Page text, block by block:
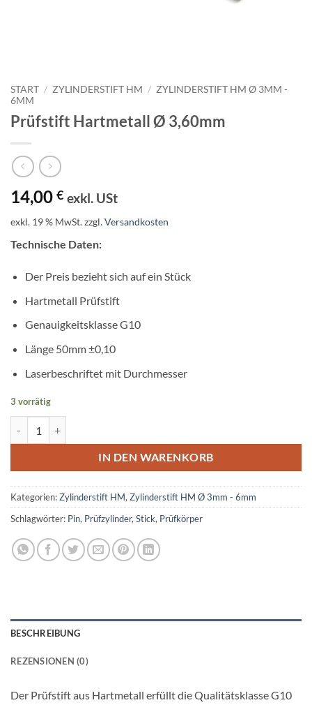
START / ZYLINDERSTIFT HM / ZYLINDERSTIFT HM Ø 3MM -
6MM
Prüfstift Hartmetall Ø 3,60mm
14,00 € exkl. USt
exkl. 19 % MwSt.zzgl.Versandkosten
Technische Daten:
Der Preis bezieht sich auf ein Stück
Hartmetall Prüfstift
Genauigkeitsklasse G10
Länge 50mm ±0,10
Laserbeschriftet mit Durchmesser
3 vorrätig
IN DEN WARENKORB
Kategorien:Zylinderstift HM, Zylinderstift HM Ø 3mm - 6mm
Schlagwörter: Pin, Prüfzylinder, Stick, Prüfkörper
BESCHREIBUNG
REZENSIONEN (0)
Der Prüfstift aus Hartmetall erfüllt die Qualitätsklasse G10